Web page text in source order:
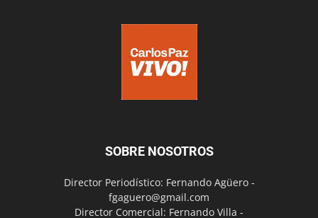
SOBRE NOSOTROS
Director Periodístico: Fernando Agüero -
fgaguero@gmail.com
Director Comercial: Fernando Villa -